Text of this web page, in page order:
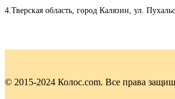
4.Тверская область, город Калязин, ул.
© 2015-2024 Колос.com. Все права